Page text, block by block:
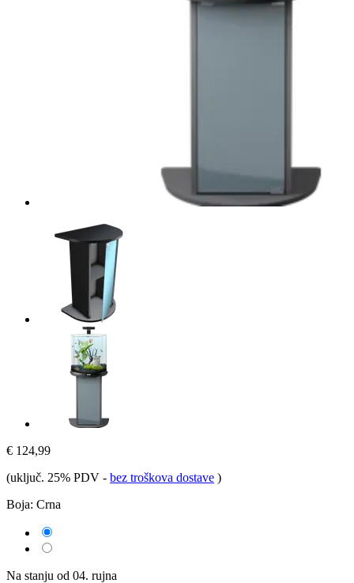
€ 124,99
(uključ. 25% PDV - bez troškova dostave )
Boja: Crna
Na stanju od 04. rujna